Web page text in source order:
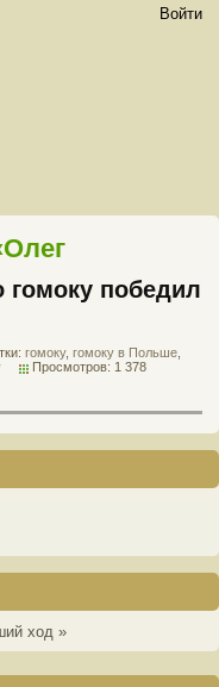
Войти
победил
гомоку, гомоку в Польше
Просмотров: 1 378
ход »